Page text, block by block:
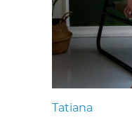
Tatiana